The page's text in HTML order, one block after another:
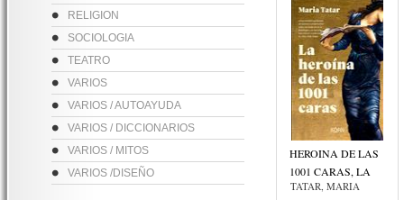
RELIGION
SOCIOLOGIA
TEATRO
VARIOS
VARIOS / AUTOAYUDA
VARIOS / DICCIONARIOS
VARIOS / MITOS
VARIOS /DISEÑO
HEROINA DE LAS
1001 CARAS, LA
TATAR, MARIA